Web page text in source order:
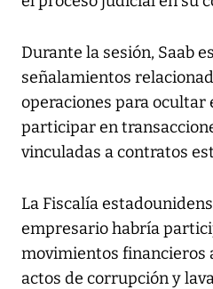
Durante la sesión, Saab
señalamientos
operaciones para ocultar
participar en
vinculadas a contratos
La Fiscalía
empresario habría
movimientos financieros
actos de corrupción y